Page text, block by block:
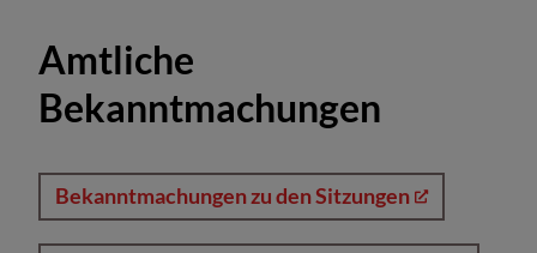
Amtliche
Bekanntmachungen
Bekanntmachungen zu den Sitzungen